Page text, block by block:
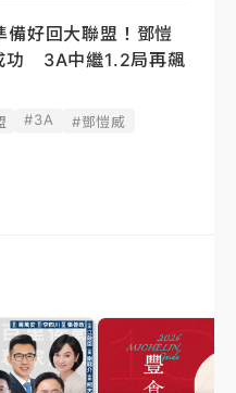
備好回大聯盟！鄧愷
功 3A中繼1.2局再飆
#3A
#鄧愷威